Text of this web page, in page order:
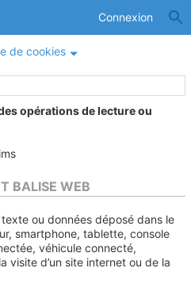
Connexion
de cookies
opérations de lecture ou
BALISE WEB
ou données déposé dans le
smartphone, tablette, console
véhicule connecté,
visite d’un site internet ou de la